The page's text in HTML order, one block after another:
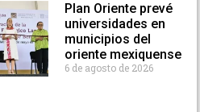
Plan Oriente prevé
universidades en
municipios del
oriente mexiquense
6 de agosto de 2026